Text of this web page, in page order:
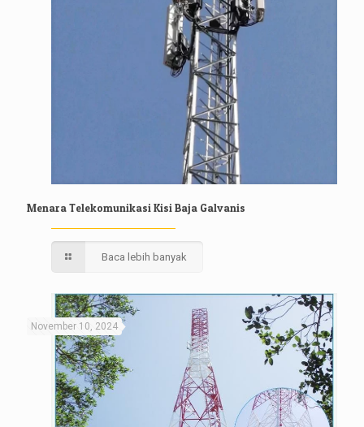
Menara Telekomunikasi Kisi Baja Galvanis
Baca lebih banyak
November 10, 2024